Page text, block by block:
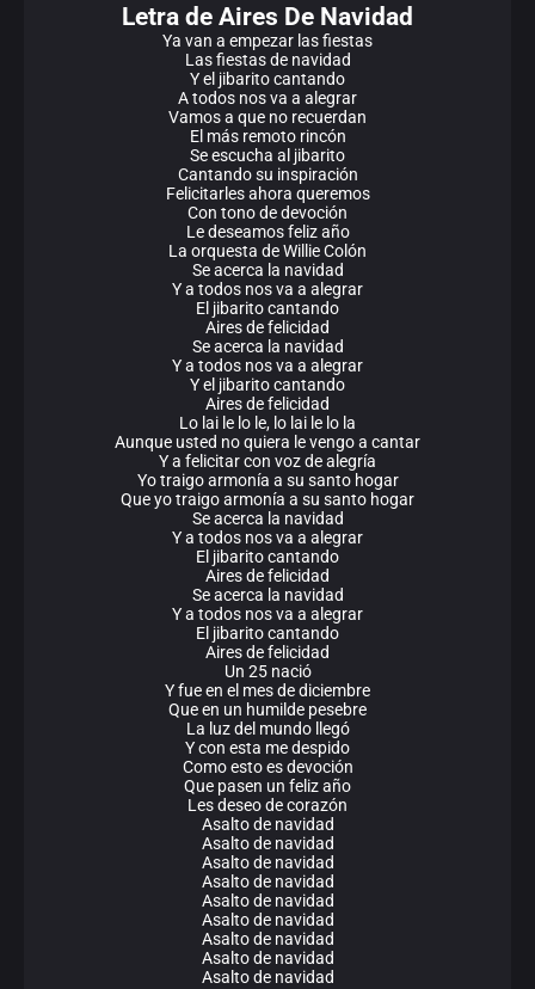
Letra de Aires De Navidad
Ya van a empezar las fiestas
Las fiestas de navidad
Y el jibarito cantando
A todos nos va a alegrar
Vamos a que no recuerdan
El más remoto rincón
Se escucha al jibarito
Cantando su inspiración
Felicitarles ahora queremos
Con tono de devoción
Le deseamos feliz año
La orquesta de Willie Colón
Se acerca la navidad
Y a todos nos va a alegrar
El jibarito cantando
Aires de felicidad
Se acerca la navidad
Y a todos nos va a alegrar
Y el jibarito cantando
Aires de felicidad
Lo lai le lo le, lo lai le lo la
Aunque usted no quiera le vengo a cantar
Y a felicitar con voz de alegría
Yo traigo armonía a su santo hogar
Que yo traigo armonía a su santo hogar
Se acerca la navidad
Y a todos nos va a alegrar
El jibarito cantando
Aires de felicidad
Se acerca la navidad
Y a todos nos va a alegrar
El jibarito cantando
Aires de felicidad
Un 25 nació
Y fue en el mes de diciembre
Que en un humilde pesebre
La luz del mundo llegó
Y con esta me despido
Como esto es devoción
Que pasen un feliz año
Les deseo de corazón
Asalto de navidad
Asalto de navidad
Asalto de navidad
Asalto de navidad
Asalto de navidad
Asalto de navidad
Asalto de navidad
Asalto de navidad
Asalto de navidad